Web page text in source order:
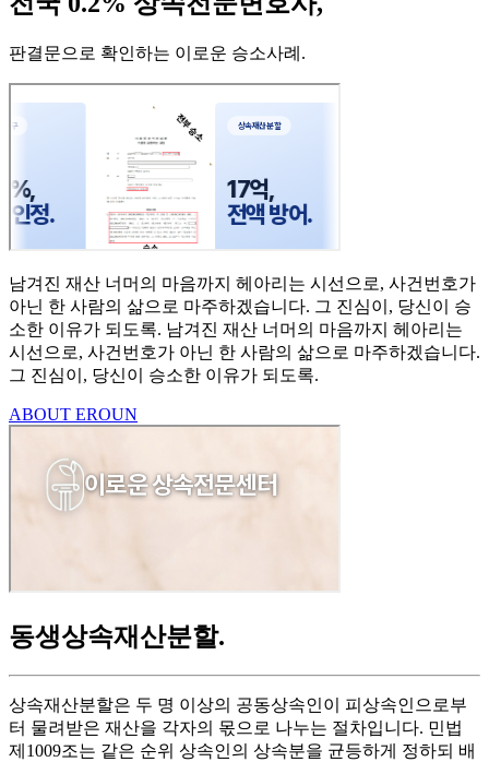
판결문으로 확인하는 이로운 승소사례 .
남겨진 재산 너머의 마음까지 헤아리는 시선으로, 사건번호가
아닌 한 사람의 삶으로 마주하겠습니다. 그 진심이, 당신이 승
소한 이유가 되도록. 남겨진 재산 너머의 마음까지 헤아리는
시선으로, 사건번호가 아닌 한 사람의 삶으로 마주하겠습니다.
그 진심이, 당신이 승소한 이유가 되도록.
ABOUT EROUN
동생상속재산분할.
상속재산분할은 두 명 이상의 공동상속인이 피상속인으로부
터 물려받은 재산을 각자의 몫으로 나누는 절차입니다. 민법
제1009조는 같은 순위 상속인의 상속분을 균등하게 정하되 배